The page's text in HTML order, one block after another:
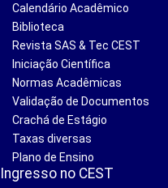
Calendário Acadêmico
Biblioteca
Revista SAS & Tec CEST
Iniciação Científica
Normas Acadêmicas
Validação de Documentos
Crachá de Estágio
Taxas diversas
Plano de Ensino
Ingresso no CEST